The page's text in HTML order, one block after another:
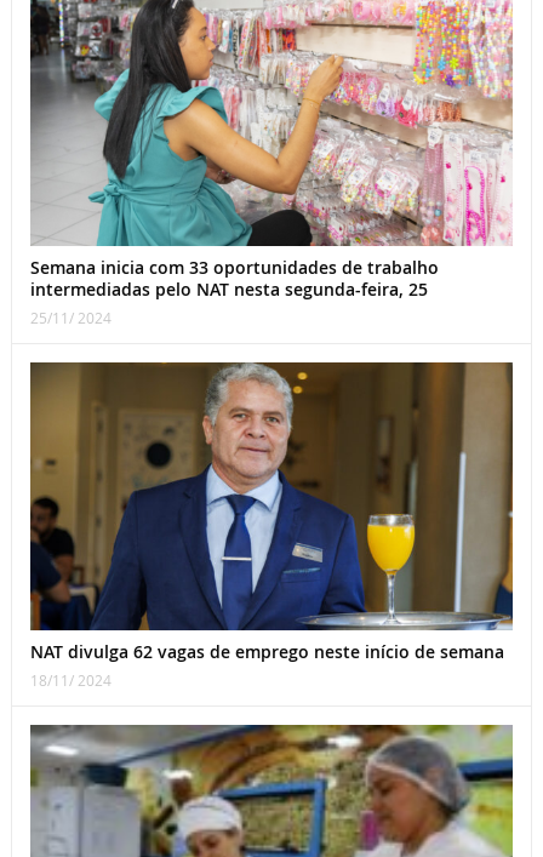
Semana inicia com 33 oportunidades de trabalho
intermediadas pelo NAT nesta segunda-feira, 25
25/11/ 2024
NAT divulga 62 vagas de emprego neste início de semana
18/11/ 2024